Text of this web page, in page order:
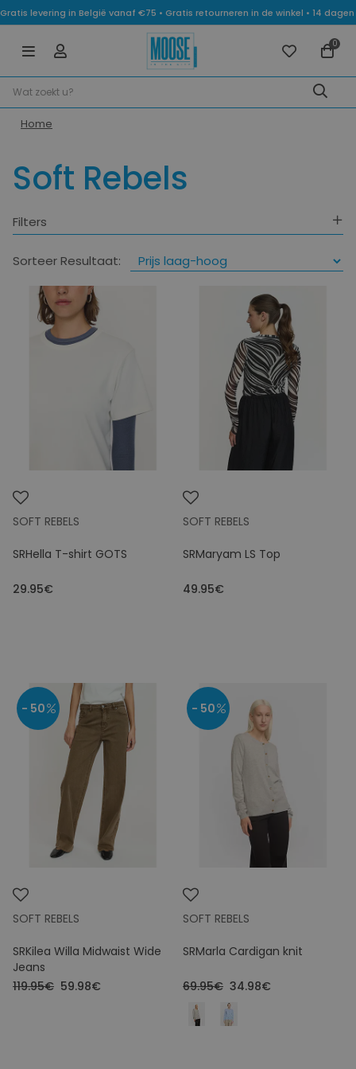
Gratis levering in België vanaf €75 • Gratis retourneren in de winkel • 14
0
Home
Soft Rebels
Filters
Categorie
Maat
Sorteer Resultaat:
SOFT REBELS
SRHella T-shirt GOTS
29.95€
SOFT REBELS
SRMaryam LS Top
49.95€
SOFT REBELS
SRKilea Willa Midwaist Wide
Jeans
119.95€ 59.98€
- 50
SOFT REBELS
SRMarla Cardigan knit
69.95€ 34.98€
- 50